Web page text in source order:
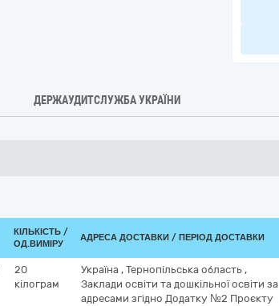
ДЕРЖАУДИТСЛУЖБА УКРАЇНИ
КІЛЬКІСТЬ /
ОД.ВИМІРУ
АДРЕСА ДОСТАВКИ / ПЕРІОД ДОСТАВКИ
20
кілограм
Україна , Тернопільська область ,
Заклади освіти та дошкільної освіти за
адресами згідно Додатку №2 Проєкту